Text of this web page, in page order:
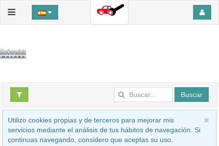
Buscar
Utilizo cookies propias y de terceros para mejorar mis
servicios mediante el análisis de tus hábitos de navegación. Si
continuas navegando, considero que aceptas su uso.